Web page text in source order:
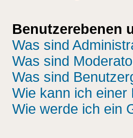
Benutzerebenen
Was sind
Was sind
Was sind
Wie kann ich einer
Wie werde ich ein